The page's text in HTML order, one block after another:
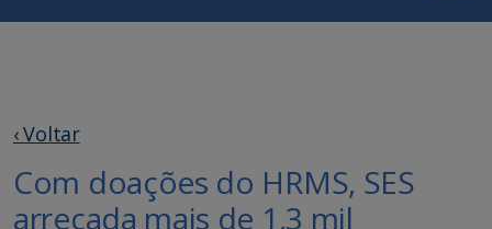
‹ Voltar
Com doações do HRMS, SES
arrecada mais de 1,3 mil